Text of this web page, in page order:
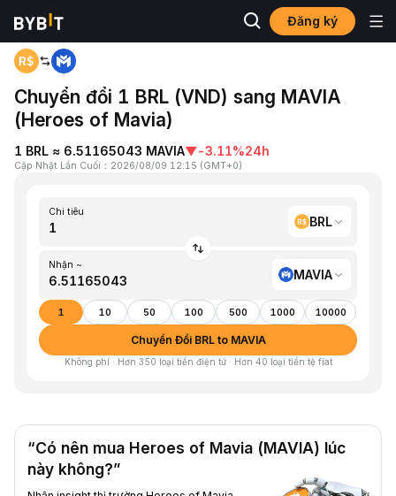
Đăng ký
Trang chủ
Chuyển đổi 1 BRL (VND) sang MAVIA
(Heroes of Mavia)
1 BRL ≈ 6.51165043 MAVIA▼-3.11%24h
Cập Nhật Lần Cuối ： 2026/08/09 12:15 (GMT+0)
Chi tiêu
BRL
Nhận ~
MAVIA
1 10 50 100 500 1000 10000
Chuyển Đổi BRL to MAVIA
Không phí · Hơn 350 loại tiền điện tử · Hơn 40 loại tiền tệ fiat
“Có nên mua Heroes of Mavia (MAVIA) lúc
này không?”